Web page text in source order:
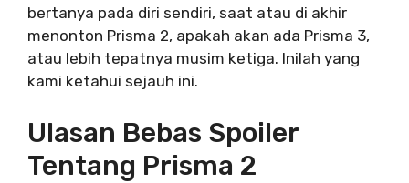
bertanya pada diri sendiri, saat atau di akhir
menonton Prisma 2, apakah akan ada Prisma 3,
atau lebih tepatnya musim ketiga. Inilah yang
kami ketahui sejauh ini.
Ulasan Bebas Spoiler
Tentang Prisma 2